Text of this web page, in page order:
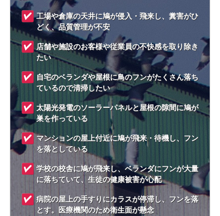
工場や倉庫の天井に鳩が侵入・飛来し、糞害がひ
どく、品質管理が不安
店舗や施設のお客様や従業員の不快感を取り除き
たい
自宅のベランダや屋根に鳥のフンがたくさん落ち
ているので清掃したい
太陽光発電のソーラーパネルと屋根の隙間に鳩が
巣を作っている
マンションの屋上付近に鳩が飛来・待機し、フン
を落としている
学校の校舎に鳩が飛来し、ベランダにフンが大量
に落ちていて、生徒の健康被害が心配
病院の屋上の手すりにカラスが停滞し、フンを落
とす。医療機関のため衛生面が懸念